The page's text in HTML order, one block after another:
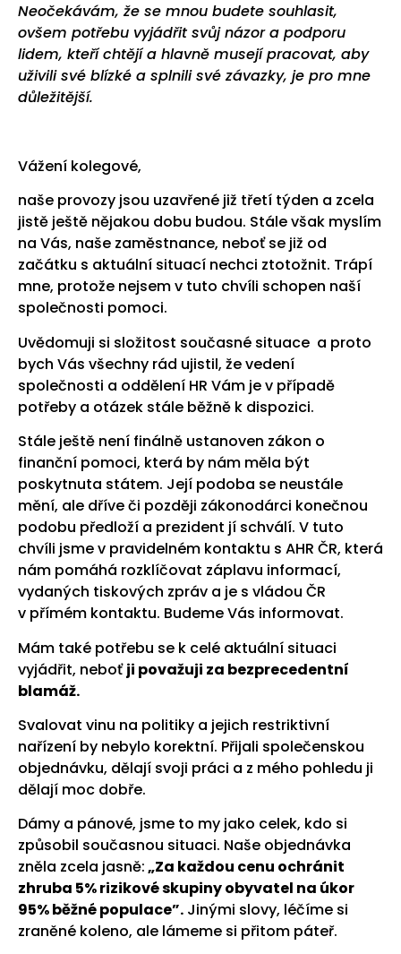
Neočekávám, že se mnou budete souhlasit,
ovšem potřebu vyjádřit svůj názor a podporu
lidem, kteří chtějí a hlavně musejí pracovat, aby
uživili své blízké a splnili své závazky, je pro mne
důležitější.
Vážení kolegové,
naše provozy jsou uzavřené již třetí týden a zcela
jistě ještě nějakou dobu budou. Stále však myslím
na Vás, naše zaměstnance, neboť se již od
začátku s aktuální situací nechci ztotožnit. Trápí
mne, protože nejsem v tuto chvíli schopen naší
společnosti pomoci.
Uvědomuji si složitost současné situace a proto
bych Vás všechny rád ujistil, že vedení
společnosti a oddělení HR Vám je v případě
potřeby a otázek stále běžně k dispozici.
Stále ještě není finálně ustanoven zákon o
finanční pomoci, která by nám měla být
poskytnuta státem. Její podoba se neustále
mění, ale dříve či později zákonodárci konečnou
podobu předloží a prezident jí schválí. V tuto
chvíli jsme v pravidelném kontaktu s AHR ČR, která
nám pomáhá rozklíčovat záplavu informací,
vydaných tiskových zpráv a je s vládou ČR
v přímém kontaktu. Budeme Vás informovat.
Mám také potřebu se k celé aktuální situaci
vyjádřit, neboťji považuji za bezprecedentní
blamáž.
Svalovat vinu na politiky a jejich restriktivní
nařízení by nebylo korektní. Přijali společenskou
objednávku, dělají svoji práci a z mého pohledu ji
dělají moc dobře.
Dámy a pánové, jsme to my jako celek, kdo si
způsobil současnou situaci. Naše objednávka
zněla zcela jasně:„Za každou cenu ochránit
zhruba 5% rizikové skupiny obyvatel na úkor
95% běžné populace”. Jinými slovy, léčíme si
zraněné koleno, ale lámeme si přitom páteř.